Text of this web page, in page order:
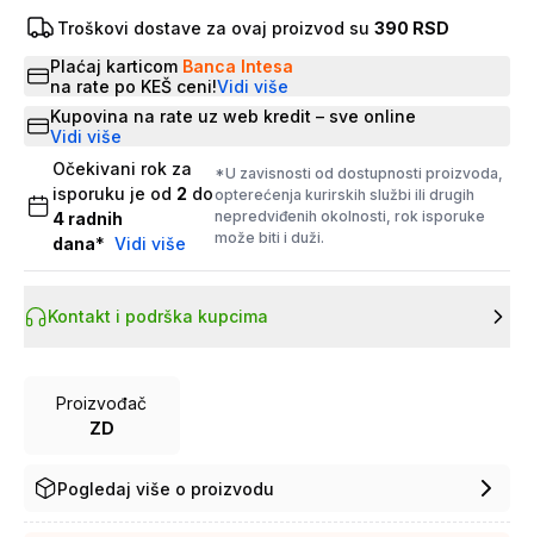
Troškovi dostave za ovaj proizvod su 390 RSD
Plaćaj karticom Banca Intesa
na rate po KEŠ ceni!Vidi više
Kupovina na rate uz web kredit – sve online
Vidi više
Očekivani rok za
isporuku je od 2 do
4 radnih
dana* Vidi više
*U zavisnosti od dostupnosti proizvoda,
opterećenja kurirskih službi ili drugih
nepredviđenih okolnosti, rok isporuke
može biti i duži.
Kontakt i podrška kupcima
Proizvođač
ZD
Pogledaj više o proizvodu